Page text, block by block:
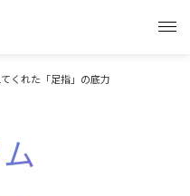
くれた「足指」の底力